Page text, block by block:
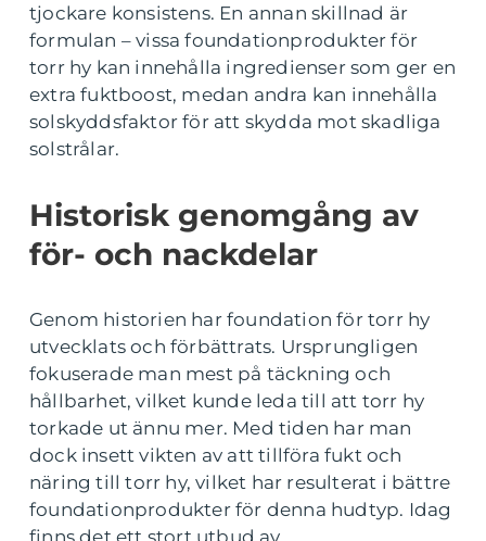
tjockare konsistens. En annan skillnad är
formulan – vissa foundationprodukter för
torr hy kan innehålla ingredienser som ger en
extra fuktboost, medan andra kan innehålla
solskyddsfaktor för att skydda mot skadliga
solstrålar.
Historisk genomgång av
för- och nackdelar
Genom historien har foundation för torr hy
utvecklats och förbättrats. Ursprungligen
fokuserade man mest på täckning och
hållbarhet, vilket kunde leda till att torr hy
torkade ut ännu mer. Med tiden har man
dock insett vikten av att tillföra fukt och
näring till torr hy, vilket har resulterat i bättre
foundationprodukter för denna hudtyp. Idag
finns det ett stort utbud av